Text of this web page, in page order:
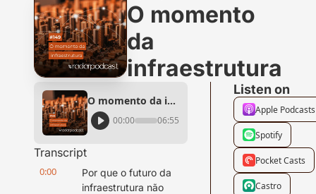
O momento
da
infraestrutura
O momento da infraestrutura
00:00 06:55
Transcript
0:00
Por que o futuro da
infraestrutura não
Listen on
Apple Podcasts
Spotify
Pocket Casts
Castro